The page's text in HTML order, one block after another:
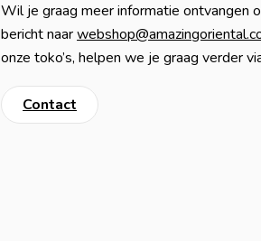
Wil je graag meer informatie ontvangen
bericht naar
onze toko’s, helpen we je graag verder
Contact